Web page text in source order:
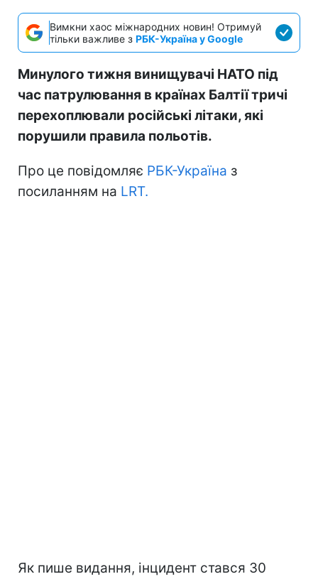
Вимкни хаос міжнародних новин! Отримуй
тільки важливе з РБК-Україна у Google
Минулого тижня винищувачі НАТО під
час патрулювання в країнах Балтії тричі
перехоплювали російські літаки, які
порушили правила польотів.
Про це повідомляє РБК-Україна з
посиланням на LRT.
Як пише видання, інцидент стався 30